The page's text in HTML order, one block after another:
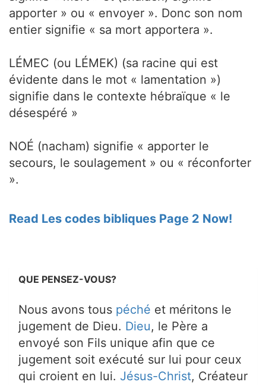
apporter » ou « envoyer ». Donc son nom
entier signifie « sa mort apportera ».
LÉMEC (ou LÉMEK) (sa racine qui est
évidente dans le mot « lamentation »)
signifie dans le contexte hébraïque « le
désespéré »
NOÉ (nacham) signifie « apporter le
secours, le soulagement » ou « réconforter
».
Read Les codes bibliques Page 2 Now!
QUE PENSEZ-VOUS?
Nous avons tous péché et méritons le
jugement de Dieu. Dieu, le Père a
envoyé son Fils unique afin que ce
jugement soit exécuté sur lui pour ceux
qui croient en lui. Jésus-Christ, Créateur